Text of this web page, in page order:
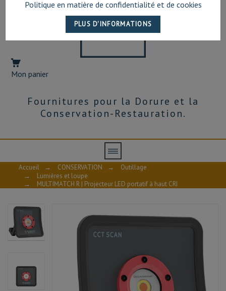
Mon panier
Fournitures pour la Dorure et la
Conservation-Restauration.
Politique en matière de confidentialité et de cookies
Accueil → CONSERVATION →
Outillage
→
Lumières et loupe
→
MULTIMATCH R | Projecteur LED portatif à haut CRI